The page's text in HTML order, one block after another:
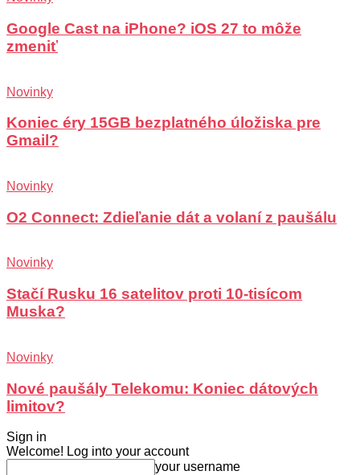
Google Cast na iPhone? iOS 27 to môže
zmeniť
Novinky
Koniec éry 15GB bezplatného úložiska pre
Gmail?
Novinky
O2 Connect: Zdieľanie dát a volaní z paušálu
Novinky
Stačí Rusku 16 satelitov proti 10-tisícom
Muska?
Novinky
Nové paušály Telekomu: Koniec dátových
limitov?
Sign in
Welcome! Log into your account
your username